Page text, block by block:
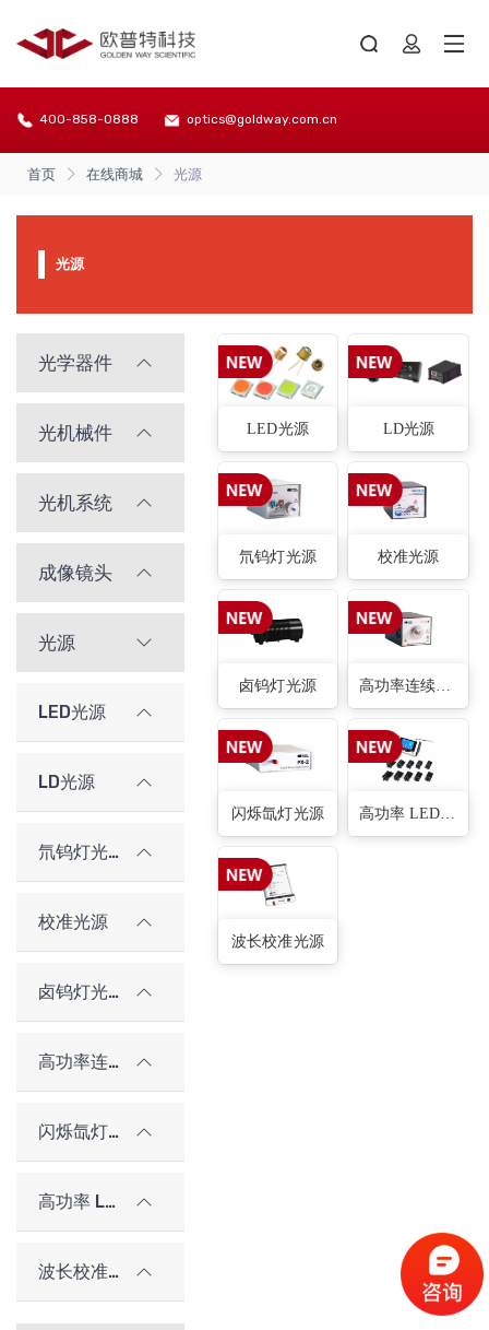
400-858-0888 optics@goldway.com.cn
首页 在线商城 光源
光源
光学器件
光机械件
光机系统
成像镜头
光源
LED光源
LD光源
氘钨灯光源
校准光源
卤钨灯光源
高功率连续氙灯
闪烁氙灯光源
高功率 LED 光源
波长校准光源
LED光源 LD光源
氘钨灯光源 校准光源
卤钨灯光源
闪烁氙灯光源
波长校准光源